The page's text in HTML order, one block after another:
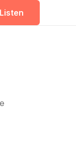
Listen